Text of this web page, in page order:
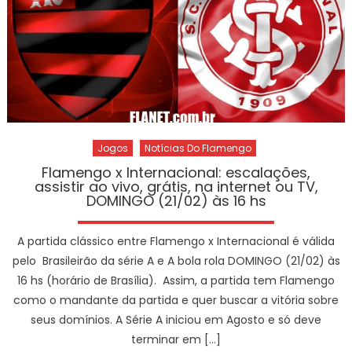
Jogos Notícias Do Flamengo
Flamengo x Internacional: escalações,
assistir ao vivo, grátis, na internet ou TV,
DOMINGO (21/02) às 16 hs
A partida clássico entre Flamengo x Internacional é válida
pelo Brasileirão da série A e A bola rola DOMINGO (21/02) às
16 hs (horário de Brasília). Assim, a partida tem Flamengo
como o mandante da partida e quer buscar a vitória sobre
seus domínios. A Série A iniciou em Agosto e só deve
terminar em […]